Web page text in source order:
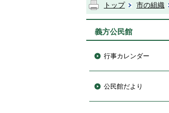
トップ 市の組織
義方公民館
行事カレンダー
公民館だより